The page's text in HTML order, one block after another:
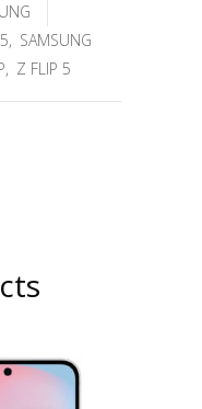
, SAMSUNG
, Z FLIP 5